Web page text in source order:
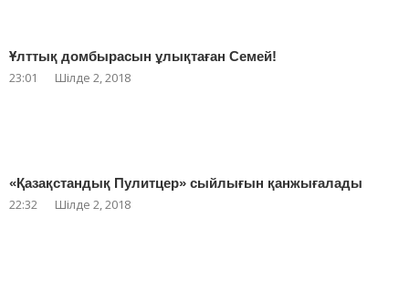
Ұлттық домбырасын ұлықтаған Семей!
23:01 Шілде 2, 2018
«Қазақстандық Пулитцер» сыйлығын қанжығалады
22:32 Шілде 2, 2018